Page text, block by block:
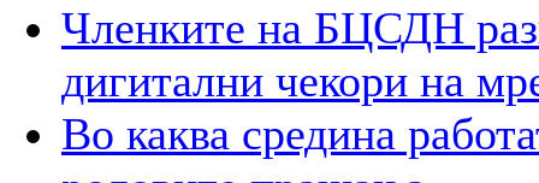
Членките на БЦСДН
дигитални чекори на
Во каква средина